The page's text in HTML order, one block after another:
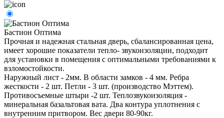
Бастион Оптима
Прочная и надежная стальная дверь, сбалансированная цена,
имеет хорошие показатели тепло- звукоизоляции, подходит
для установки в помещения с оптимальными требованиями к
взломостойкости.
Наружный лист - 2мм. В области замков - 4 мм. Ребра
жесткости - 2 шт. Петли - 3 шт. (производство Мэттем).
Противосъемные штыри -2 шт. Теплозвукоизоляция -
минеральная базальтовая вата. Два контура уплотнения с
внутренним притвором. Вес двери 80-90кг.